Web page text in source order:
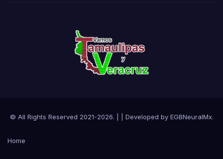
© All Rights Reserved 2021-2026. | Developed by EGBNeuralMx.
Home